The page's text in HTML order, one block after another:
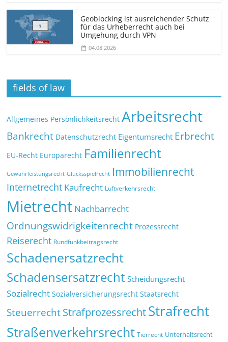
Geoblocking ist ausreichender Schutz
für das Urheberrecht auch bei
Umgehung durch VPN
04.08.2026
fields of law
Allgemeines Persönlichkeitsrecht Arbeitsrecht
Bankrecht Datenschutzrecht Eigentumsrecht Erbrecht
EU-Recht Europarecht Familienrecht
Gewährleistungsrecht Glücksspielrecht Immobilienrecht
Internetrecht Kaufrecht Luftverkehrsrecht
Mietrecht Nachbarrecht
Ordnungswidrigkeitenrecht Prozessrecht
Reiserecht Rundfunkbeitragsrecht
Schadenersatzrecht
Schadensersatzrecht Scheidungsrecht
Sozialrecht Sozialversicherungsrecht Staatsrecht
SteuerrechtStrafprozessrechtStrafrecht
Straßenverkehrsrecht Tierrecht Unterhaltsrecht